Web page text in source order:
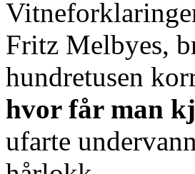
Fritz Melbyes,
hundretusen
hvor får man
ufarte